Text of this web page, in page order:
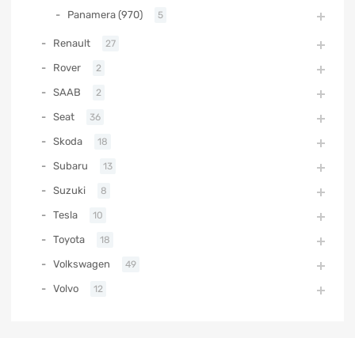
Panamera (970) 5
Renault 27
Rover 2
SAAB 2
Seat 36
Skoda 18
Subaru 13
Suzuki 8
Tesla 10
Toyota 18
Volkswagen 49
Volvo 12